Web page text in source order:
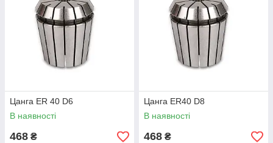
Цанга ER 40 D6
В наявності
468 ₴
Цанга ER40 D8
В наявності
468 ₴